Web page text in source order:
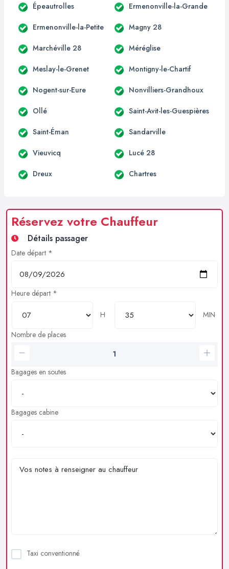
Épeautrolles Ermenonville-la-Grande
Ermenonville-la-Petite Magny 28
Marchéville 28 Méréglise
Meslay-le-Grenet Montigny-le-Chartif
Nogent-sur-Eure Nonvilliers-Grandhoux
Ollé Saint-Avit-les-Guespières
Saint-Éman Sandarville
Vieuvicq Lucé 28
Dreux Chartres
Réservez votre Chauffeur
Détails passager
Date départ *
Heure départ *
H
MIN
Nombre de places
Bagages en soutes
Bagages cabine
Taxi conventionné